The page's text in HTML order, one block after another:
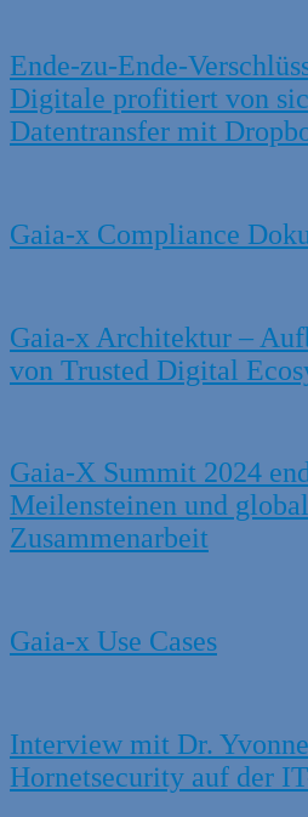
Ende-zu-Ende-
Digitale profitiert von
Datentransfer mit
Gaia-x Compliance
Gaia-x Architektur –
von Trusted Digital
Gaia-X Summit 2024
Meilensteinen und
Zusammenarbeit
Gaia-x Use Cases
Interview mit Dr.
Hornetsecurity auf der